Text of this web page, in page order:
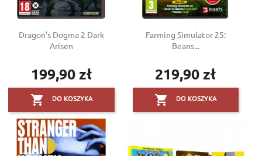
Dragon's Dogma 2 Dark
Arisen
Cena
199,90 zł
 DO KOSZYKA
Farming Simulator 25:
Beans...
Cena
219,90 zł
 DO KOSZYKA